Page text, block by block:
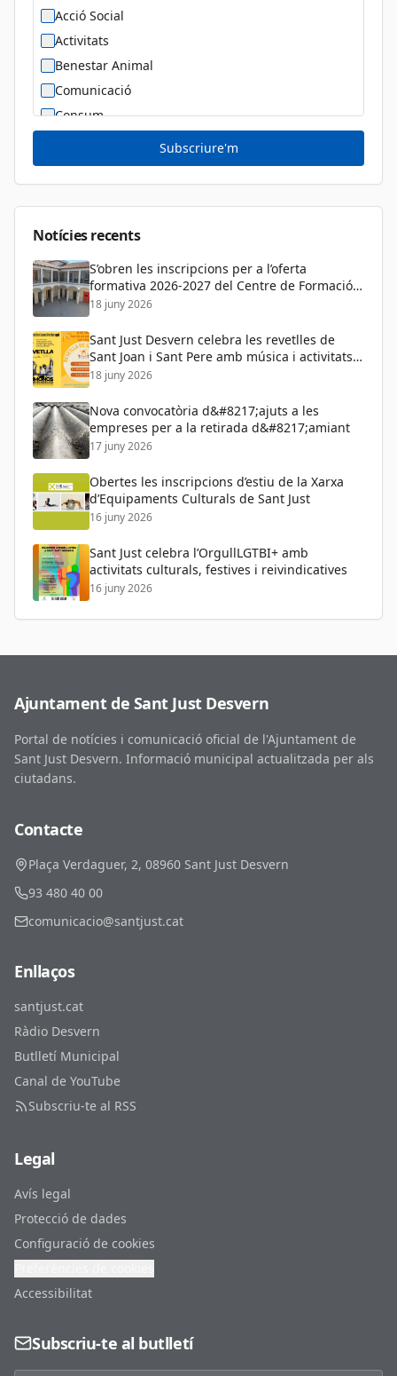
Acció Social
Activitats
Benestar Animal
Comunicació
Consum
Diversitat Sexual i de Gènere
Dona
Subscriure'm
Notícies recents
S’obren les inscripcions per a l’oferta
formativa 2026-2027 del Centre de Formació
de Persones Adultes
18 juny 2026
Sant Just Desvern celebra les revetlles de
Sant Joan i Sant Pere amb música i activitats
per a tots els públics
18 juny 2026
Nova convocatòria d&#8217;ajuts a les
empreses per a la retirada d&#8217;amiant
17 juny 2026
Obertes les inscripcions d’estiu de la Xarxa
d’Equipaments Culturals de Sant Just
16 juny 2026
Sant Just celebra l’OrgullLGTBI+ amb
activitats culturals, festives i reivindicatives
16 juny 2026
Ajuntament de Sant Just Desvern
Portal de notícies i comunicació oficial de l'Ajuntament de
Sant Just Desvern. Informació municipal actualitzada per als
ciutadans.
Contacte
Plaça Verdaguer, 2, 08960 Sant Just Desvern
93 480 40 00
comunicacio@santjust.cat
Enllaços
santjust.cat
Ràdio Desvern
Butlletí Municipal
Canal de YouTube
Subscriu-te al RSS
Legal
Avís legal
Protecció de dades
Configuració de cookies
Accessibilitat
Subscriu-te al butlletí